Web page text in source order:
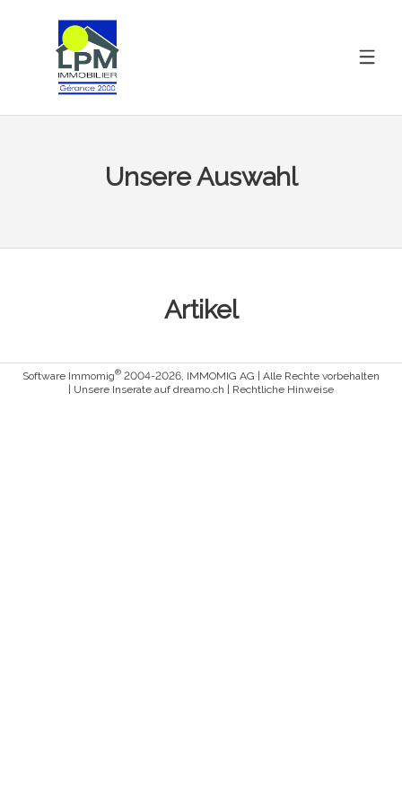
Unsere Auswahl
Artikel
Software Immomig® 2004-2026, IMMOMIG AG | Alle Rechte vorbehalten
| Unsere Inserate auf dreamo.ch | Rechtliche Hinweise